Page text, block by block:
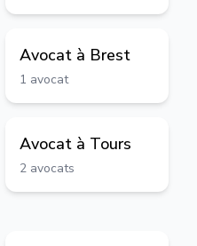
Avocat à Brest
1 avocat
Avocat à Tours
2 avocats